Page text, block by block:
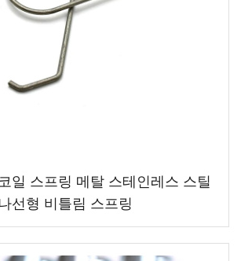
일 스프링 메탈 스테인레스 스틸
나선형 비틀림 스프링